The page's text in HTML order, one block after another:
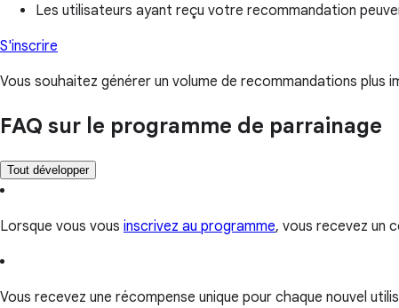
Les utilisateurs ayant reçu votre recommandation
S'inscrire
Vous souhaitez générer un volume de recommandations plus
FAQ sur le programme de parrainage
Tout développer
Lorsque vous vous inscrivez au programme, vous recevez un
Vous recevez une récompense unique pour chaque nouvel